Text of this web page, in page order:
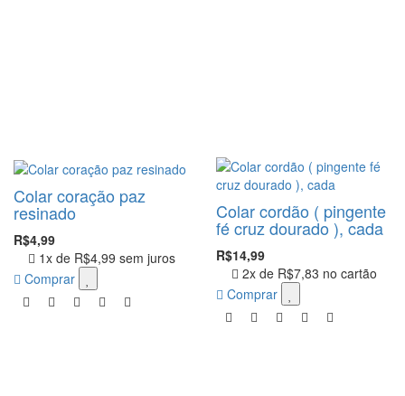
Colar coração paz
resinado
R$4,99
1x de R$4,99 sem juros
Comprar
Colar cordão ( pingente
fé cruz dourado ), cada
R$14,99
2x de R$7,83 no cartão
Comprar